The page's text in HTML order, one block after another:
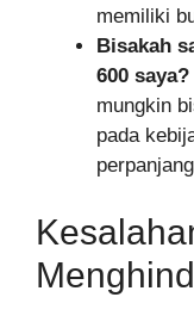
memiliki
Bisakah
600 saya?
mungkin
pada